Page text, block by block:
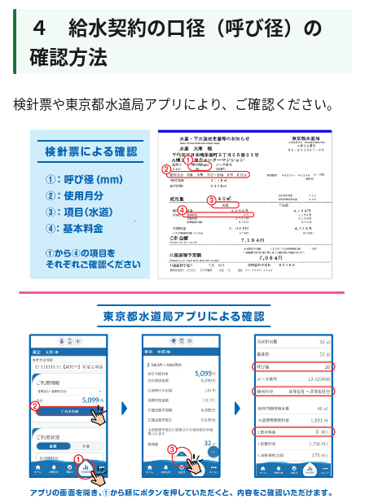
４ 給水契約の口径（呼び径）の
確認方法
検針票や東京都水道局アプリにより、ご確認ください。